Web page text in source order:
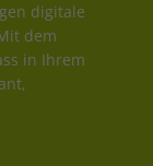
digitale
dem
in Ihrem